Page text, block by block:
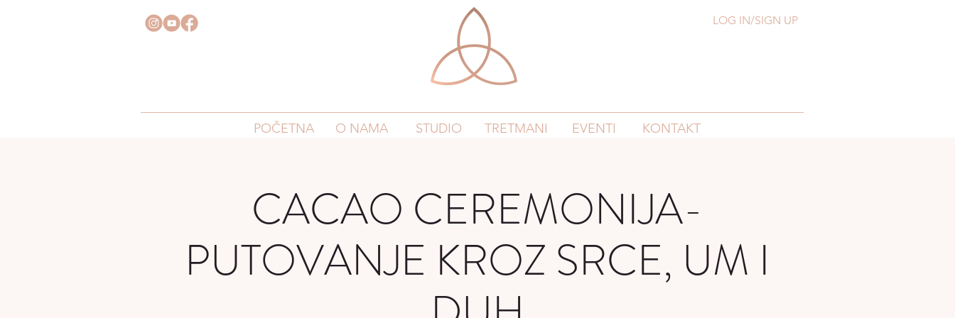
LOG IN/SIGN UP
POČETNA O NAMA STUDIO TRETMANI EVENTI KONTAKT
CACAO CEREMONIJA-
PUTOVANJE KROZ SRCE, UM I